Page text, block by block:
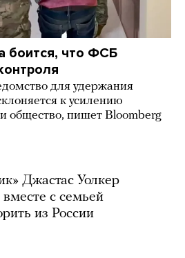
боится, что ФСБ
для удержания
к усилению
общество, пишет Bloomberg
Джастас Уолкер
вместе с семьей
из России